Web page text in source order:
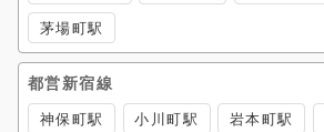
茅場町駅
都営新宿線
神保町駅 小川町駅 岩本町駅